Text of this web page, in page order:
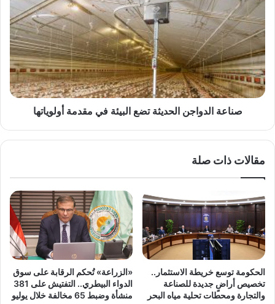
الدواجن
الحديثة
تضع
البيئة
في
مقدمة
أولوياتها
صناعة الدواجن الحديثة تضع البيئة في مقدمة أولوياتها
مقالات ذات صلة
الحكومة توسع خريطة الاستثمار..
تخصيص أراضٍ جديدة للصناعة
والتجارة ومحطات تحلية مياه البحر
«الزراعة» تُحكم الرقابة على سوق
الدواء البيطري.. التفتيش على 381
منشأة وضبط 65 مخالفة خلال يوليو